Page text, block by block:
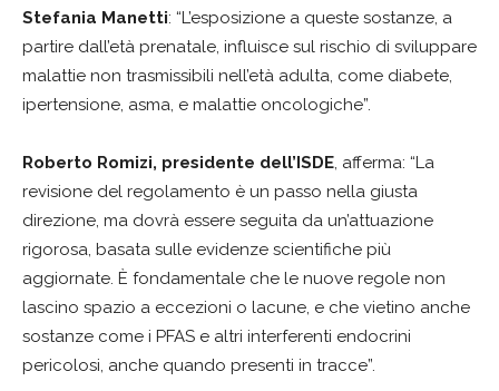
Stefania Manetti: “L’esposizione a queste sostanze, a
partire dall’età prenatale, influisce sul rischio di sviluppare
malattie non trasmissibili nell’età adulta, come diabete,
ipertensione, asma, e malattie oncologiche”.
Roberto Romizi, presidente dell’ISDE, afferma: “La
revisione del regolamento è un passo nella giusta
direzione, ma dovrà essere seguita da un’attuazione
rigorosa, basata sulle evidenze scientifiche più
aggiornate. È fondamentale che le nuove regole non
lascino spazio a eccezioni o lacune, e che vietino anche
sostanze come i PFAS e altri interferenti endocrini
pericolosi, anche quando presenti in tracce”.